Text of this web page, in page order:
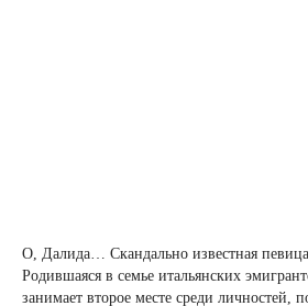
О, Далида… Скандально известная
Родившаяся в семье итальянских
занимает второе месте среди личностей,